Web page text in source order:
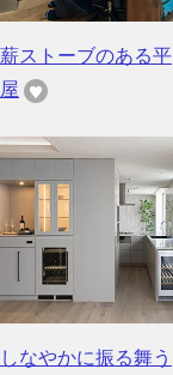
薪ストーブのある平
屋
しなやかに振る舞う